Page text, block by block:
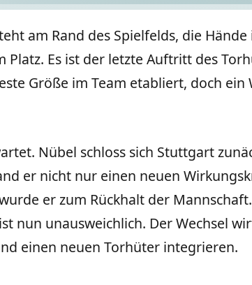
am Rand des Spielfelds, die
Platz. Es ist der letzte Auftritt des
Größe im Team etabliert, doch
Nübel schloss sich Stuttgart
er nicht nur einen neuen
er zum Rückhalt der
nun unausweichlich. Der Wechsel
einen neuen Torhüter integrieren.